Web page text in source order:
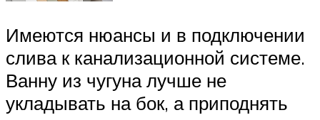
Имеются нюансы и в подключении
слива к канализационной системе.
Ванну из чугуна лучше не
укладывать на бок, а приподнять